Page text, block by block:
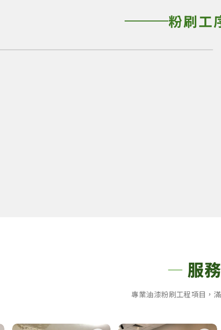
粉刷工
服
專業油漆粉刷工程項目，